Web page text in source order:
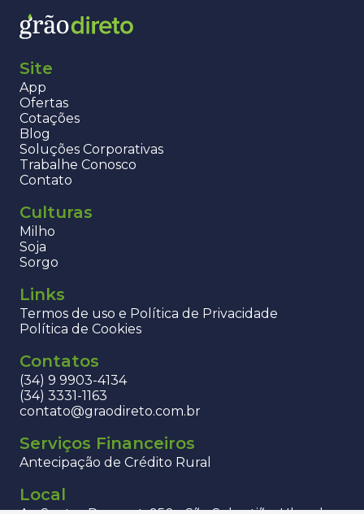
Site
App
Ofertas
Cotações
Blog
Soluções Corporativas
Trabalhe Conosco
Contato
Culturas
Milho
Soja
Sorgo
Links
Termos de uso e Política de Privacidade
Política de Cookies
Contatos
(34) 9 9903-4134
(34) 3331-1163
contato@graodireto.com.br
Serviços Financeiros
Antecipação de Crédito Rural
Local